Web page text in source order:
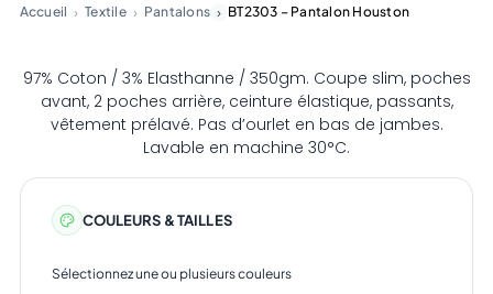
Accueil Textile Pantalons BT2303 – Pantalon Houston
97% Coton / 3% Elasthanne / 350gm. Coupe slim, poches
avant, 2 poches arrière, ceinture élastique, passants,
vêtement prélavé. Pas d’ourlet en bas de jambes.
Lavable en machine 30°C.
COULEURS & TAILLES
Sélectionnez une ou plusieurs couleurs